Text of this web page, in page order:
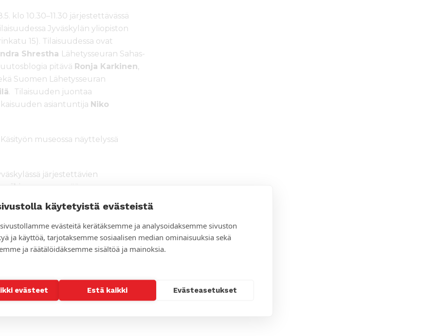
käytetyistä evästeistä
evästeitä kerätäksemme ja analysoidaksemme sivuston
ja käyttöä, tarjotaksemme sosiaalisen median ominaisuuksia sekä
ja räätälöidäksemme sisältöä ja mainoksia.
evästeet Estä kaikki Evästeasetukset
klo 10.30–11.30 järjestettävässä
Jyväskylän yliopiston
15). Tilaisuudessa ovat
Shrestha Lähetysseuran Sahas-
pitävä Ronja Karkinen,
Suomen Lähetysseuran
. Tilaisuuden juontaa
asiantuntija Niko
museossa näyttelyssä
järjestettävien
niihin on vapaa pääsy.
Kauppakatu 25. Näyttely on